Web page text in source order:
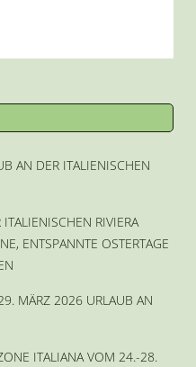
AN DER ITALIENISCHEN
RIVIERA
ENTSPANNTE OSTERTAGE
MÄRZ 2026 URLAUB AN
ITALIANA VOM 24.-28.